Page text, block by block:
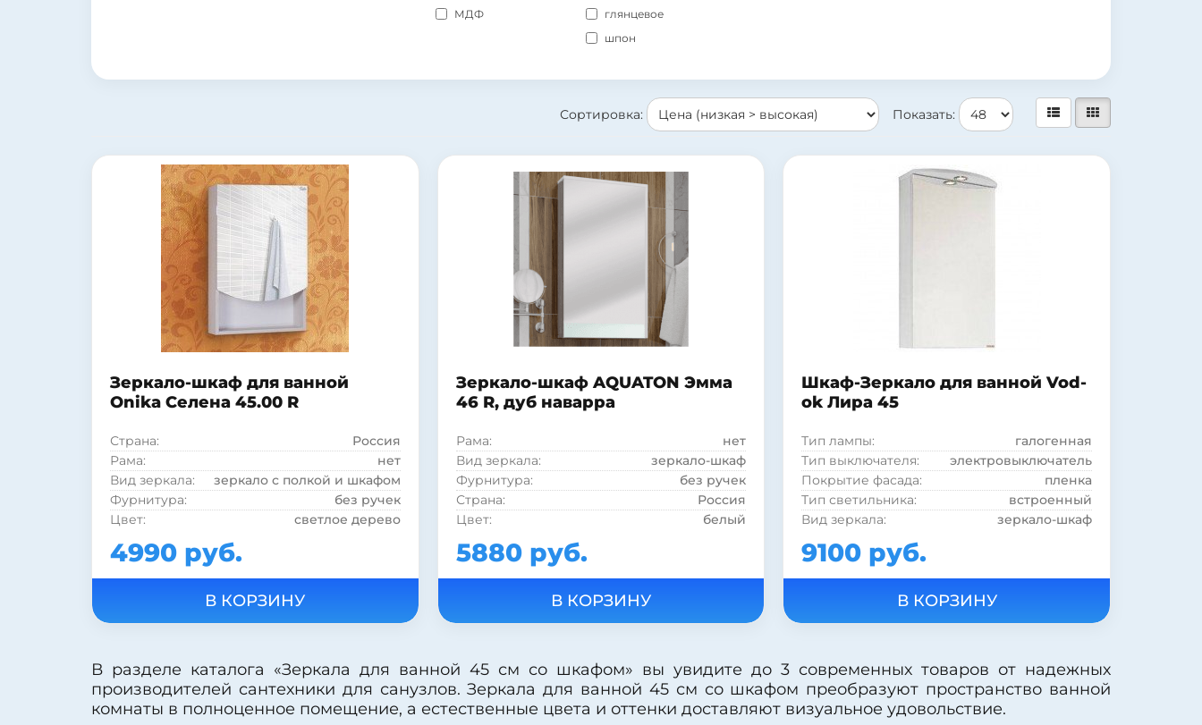
МДФ
глянцевое
шпон
Показать:
Сортировка:
Зеркало-шкаф для ванной
Onika Селена 45.00 R
Страна:
Россия
Рама:
нет
Вид зеркала:
зеркало с полкой и шкафом
Фурнитура:
без ручек
Цвет:
светлое дерево
Шкаф:
Полка:
есть
Покрытие корпуса:
шпон
4990 руб.
Зеркало-шкаф AQUATON Эмма
46 R, дуб наварра
Рама:
нет
Вид зеркала:
зеркало-шкаф
Фурнитура:
без ручек
Страна:
Россия
Цвет:
белый
Подсветка:
Шкаф:
есть
Покрытие корпуса:
ламинат
Покрытие корпуса:
глянцевое
5880 руб.
Шкаф-Зеркало для ванной Vod-
ok Лира 45
Тип лампы:
галогенная
Тип выключателя:
электровыключатель
Покрытие фасада:
пленка
Тип светильника:
встроенный
Вид зеркала:
зеркало-шкаф
Рама:
Страна:
Россия
Стиль:
современный
Форма:
Прямоугольная
Материал корпуса:
9100 руб.
В разделе каталога «Зеркала для ванной 45 см со шкафом» вы увидите до 3 современных товаров от надежных
производителей сантехники для санузлов. Зеркала для ванной 45 см со шкафом преобразуют пространство ванной
комнаты в полноценное помещение, а естественные цвета и оттенки доставляют визуальное удовольствие.